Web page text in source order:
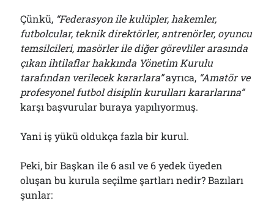
Çünkü, “Federasyon ile kulüpler, hakemler,
futbolcular, teknik direktörler, antrenörler, oyuncu
temsilcileri, masörler ile diğer görevliler arasında
çıkan ihtilaflar hakkında Yönetim Kurulu
tarafından verilecek kararlara”ayrıca, “Amatör ve
profesyonel futbol disiplin kurulları kararlarına”
karşı başvurular buraya yapılıyormuş.
Yani iş yükü oldukça fazla bir kurul.
Peki, bir Başkan ile 6 asıl ve 6 yedek üyeden
oluşan bu kurula seçilme şartları nedir? Bazıları
şunlar: